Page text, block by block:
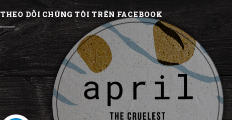
THEO DÕI CHÚNG TÔI TRÊN FACEBOOK